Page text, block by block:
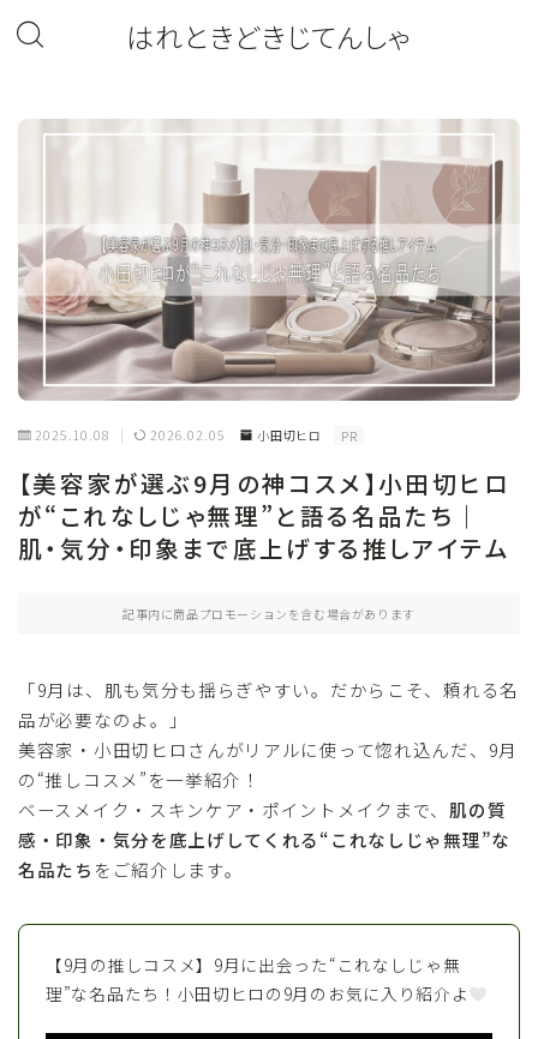
はれときどきじてんしゃ
2025.10.08 2026.02.05 小田切ヒロ PR
【美容家が選ぶ9月の神コスメ】小田切ヒロ
が“これなしじゃ無理”と語る名品たち｜
肌・気分・印象まで底上げする推しアイテム
記事内に商品プロモーションを含む場合があります
「9月は、肌も気分も揺らぎやすい。だからこそ、頼れる名
品が必要なのよ。」
美容家・小田切ヒロさんがリアルに使って惚れ込んだ、9月
の“推しコスメ”を一挙紹介！
ベースメイク・スキンケア・ポイントメイクまで、 肌の質
感・印象・気分を底上げしてくれる“これなしじゃ無理”な
名品たち をご紹介します。
【9月の推しコスメ】9月に出会った“これなしじゃ無
理”な名品たち！小田切ヒロの9月のお気に入り紹介よ